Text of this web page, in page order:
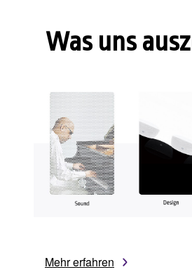
Was uns
Mehr erfahren